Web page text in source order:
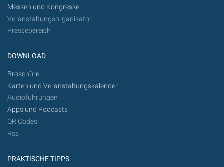
Messen und Kongresse
Veranstaltungsorganisator
Pressebereich
DOWNLOAD
Broschüre
Karten und Veranstaltungskalender
Audioführungen
Apps und Podcasts
QR Codes
Rss
PRAKTISCHE TIPPS